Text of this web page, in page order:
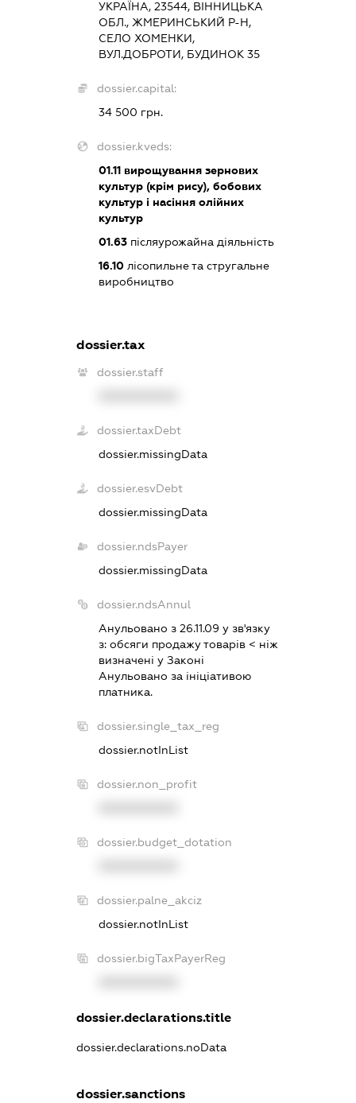
УКРАЇНА, 23544, ВІННИЦЬКА
ОБЛ., ЖМЕРИНСЬКИЙ Р-Н,
СЕЛО ХОМЕНКИ,
ВУЛ.ДОБРОТИ, БУДИНОК 35
dossier.capital:
34 500 грн.
dossier.kveds:
01.11вирощування зернових
культур (крім рису), бобових
культур і насіння олійних
культур
01.63післяурожайна діяльність
16.10лісопильне та стругальне
виробництво
dossier.tax
dossier.staff
dossier.taxDebt
dossier.missingData
dossier.esvDebt
dossier.missingData
dossier.ndsPayer
dossier.missingData
dossier.ndsAnnul
Анульовано з 26.11.09 у зв'язку
з: обсяги продажу товарiв < нiж
визначенi у Законi
Анульовано за iнiцiативою
платника.
dossier.single_tax_reg
dossier.notInList
dossier.non_profit
dossier.budget_dotation
dossier.palne_akciz
dossier.notInList
dossier.bigTaxPayerReg
dossier.declarations.title
dossier.declarations.noData
dossier.sanctions